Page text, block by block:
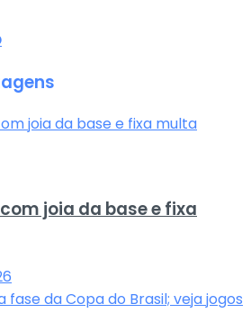
joia da base e fixa